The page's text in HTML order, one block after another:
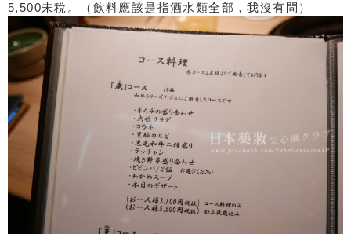
5,500未稅。（飲料應該是指酒水類全部，我沒有問）